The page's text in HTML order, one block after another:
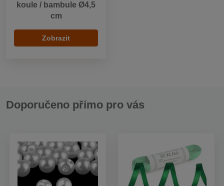
koule / bambule Ø4,5
cm
Zobrazit
Doporučeno přímo pro vás